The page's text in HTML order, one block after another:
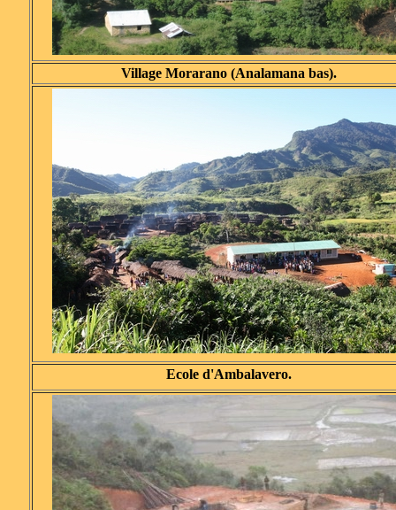
Village Morarano (Analamana bas).
Ecole d'Ambalavero.